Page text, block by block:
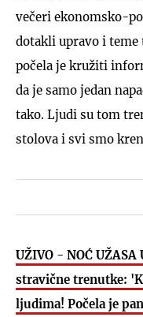
večeri ekonomsko-
dotakli upravo i
počela je kružiti
da je samo jedan
tako. Ljudi su tom
stolova i svi smo
UŽIVO - NOĆ
stravične trenutke:
ljudima! Počela je